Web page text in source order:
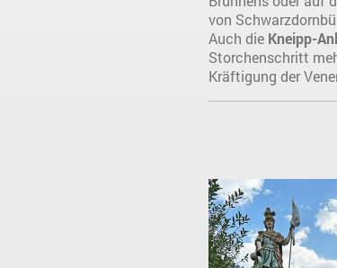
von
Auch die Kneipp-
Storchenschritt
Kräftigung der